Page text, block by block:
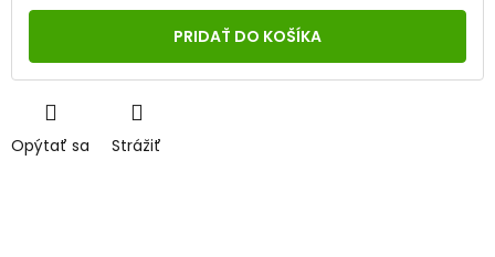
Jednotková
PRIDAŤ DO KOŠÍKA
Opýtať sa Strážiť